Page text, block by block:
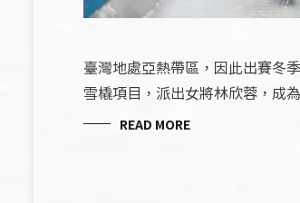
臺灣地處亞熱帶區，因此出賽冬
雪橇項目，派出女將林欣蓉，成
READ MORE